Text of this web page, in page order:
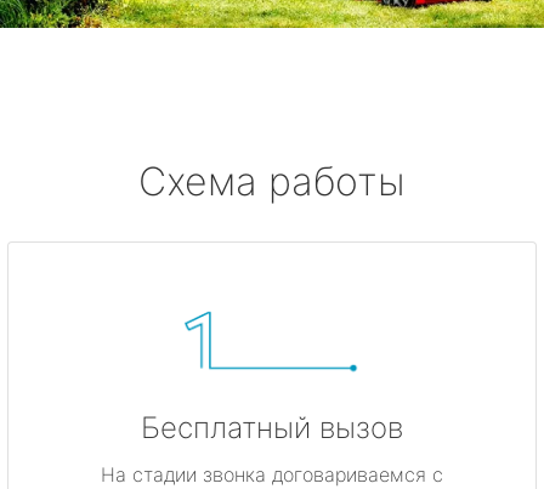
Схема работы
Бесплатный вызов
На стадии звонка договариваемся с